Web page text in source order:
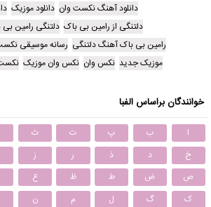
دانلود آهنگ نکست وان دانلود موزیک
دلتنگی از رامین بی باک دلتنگی رامین
رامین بی باک آهنگ دلتنگی رسانه موسیقی
موزیک جدید نکس وان نکس وان موزیک
خوانندگان براساس الفبا
ا ب پ ت ث
خ
د ذ ر ز
ص
ض ط ظ ع
ک
گ ل م ن